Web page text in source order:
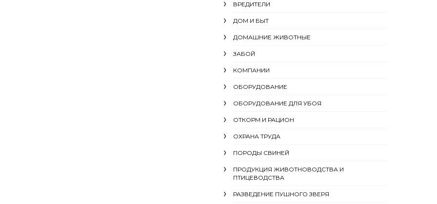
ВРЕДИТЕЛИ
ДОМ И БЫТ
ДОМАШНИЕ ЖИВОТНЫЕ
ЗАБОЙ
КОМПАНИИ
ОБОРУДОВАНИЕ
ОБОРУДОВАНИЕ ДЛЯ УБОЯ
ОТКОРМ И РАЦИОН
ОХРАНА ТРУДА
ПОРОДЫ СВИНЕЙ
ПРОДУКЦИЯ ЖИВОТНОВОДСТВА И
ПТИЦЕВОДСТВА
РАЗВЕДЕНИЕ ПУШНОГО ЗВЕРЯ